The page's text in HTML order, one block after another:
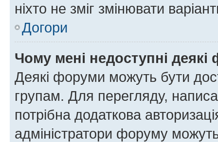
ніхто не зміг змінювати
Догори
Чому мені недоступні
Деякі форуми можуть бути
групам. Для перегляду,
потрібна додаткова
адміністратори форуму